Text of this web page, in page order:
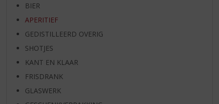
BIER
APERITIEF
GEDISTILLEERD OVERIG
SHOTJES
KANT EN KLAAR
FRISDRANK
GLASWERK